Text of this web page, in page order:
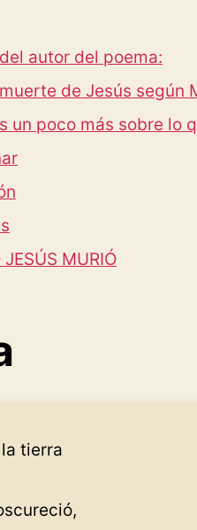
autor del poema:
de Jesús según
un poco más sobre lo
MURIÓ
tierra